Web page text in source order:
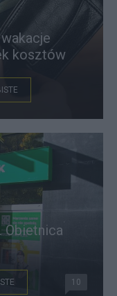
kosztów
Obietnica
10